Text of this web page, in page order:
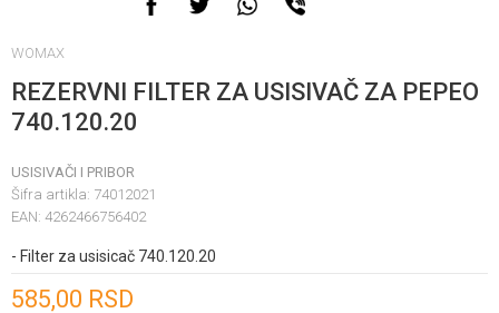
WOMAX
REZERVNI FILTER ZA USISIVAČ ZA PEPEO
740.120.20
USISIVAČI I PRIBOR
Šifra artikla: 74012021
EAN: 4262466756402
- Filter za usisicač 740.120.20
585,00 RSD